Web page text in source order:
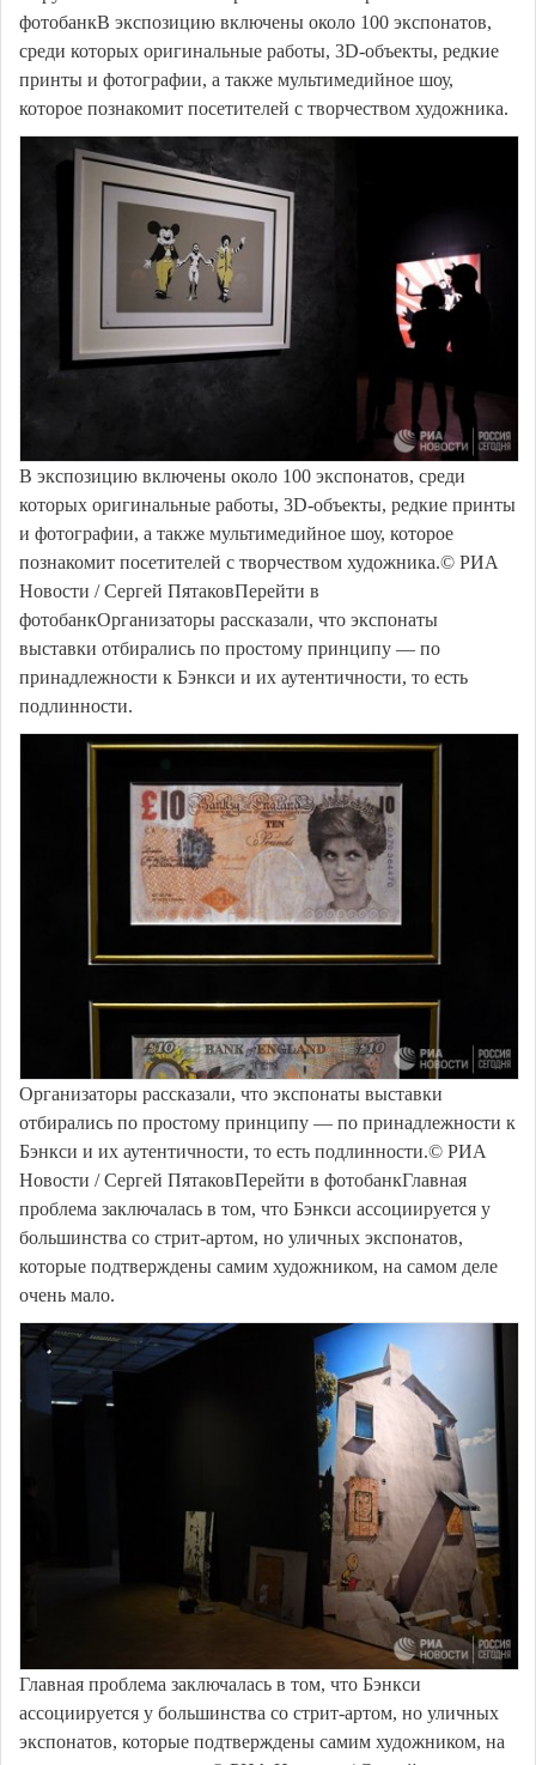
фотобанкВ экспозицию включены около 100 экспонатов,
среди которых оригинальные работы, 3D-объекты, редкие
принты и фотографии, а также мультимедийное шоу,
которое познакомит посетителей с творчеством художника.
В экспозицию включены около 100 экспонатов, среди
которых оригинальные работы, 3D-объекты, редкие принты
и фотографии, а также мультимедийное шоу, которое
познакомит посетителей с творчеством художника.© РИА
Новости / Сергей ПятаковПерейти в
фотобанкОрганизаторы рассказали, что экспонаты
выставки отбирались по простому принципу — по
принадлежности к Бэнкси и их аутентичности, то есть
подлинности.
Организаторы рассказали, что экспонаты выставки
отбирались по простому принципу — по принадлежности к
Бэнкси и их аутентичности, то есть подлинности.© РИА
Новости / Сергей ПятаковПерейти в фотобанкГлавная
проблема заключалась в том, что Бэнкси ассоциируется у
большинства со стрит-артом, но уличных экспонатов,
которые подтверждены самим художником, на самом деле
очень мало.
Главная проблема заключалась в том, что Бэнкси
ассоциируется у большинства со стрит-артом, но уличных
экспонатов, которые подтверждены самим художником, на